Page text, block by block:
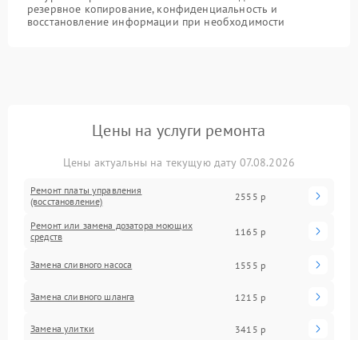
резервное копирование, конфиденциальность и
восстановление информации при необходимости
Цены на услуги ремонта
Цены актуальны на текущую дату 07.08.2026
Ремонт платы управления
(восстановление)
2555 р
Ремонт или замена дозатора моющих
средств
1165 р
Замена сливного насоса 1555 р
Замена сливного шланга 1215 р
Замена улитки 3415 р